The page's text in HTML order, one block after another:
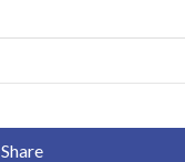
Share